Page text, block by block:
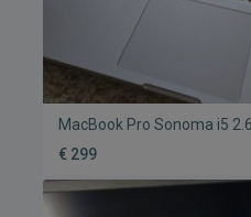
MacBook Pro Sonoma i5
13.3 Retina Display SSD σαν
€ 299